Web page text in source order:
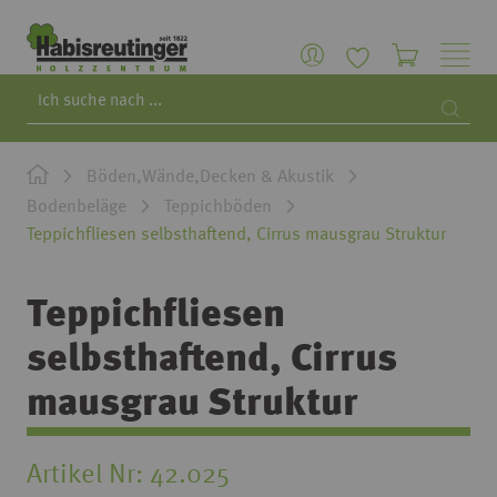
Böden,Wände,Decken & Akustik
Bodenbeläge
Teppichböden
Teppichfliesen selbsthaftend, Cirrus mausgrau Struktur
Teppichfliesen
selbsthaftend, Cirrus
mausgrau Struktur
Artikel Nr 42.025